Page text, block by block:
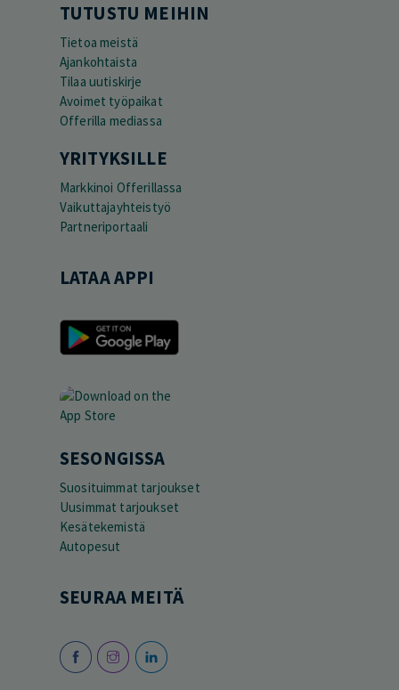
TUTUSTU MEIHIN
Tietoa meistä
Ajankohtaista
Tilaa uutiskirje
Avoimet työpaikat
Offerilla mediassa
YRITYKSILLE
Markkinoi Offerillassa
Vaikuttajayhteistyö
Partneriportaali
LATAA APPI
SESONGISSA
Suosituimmat tarjoukset
Uusimmat tarjoukset
Kesätekemistä
Autopesut
SEURAA MEITÄ